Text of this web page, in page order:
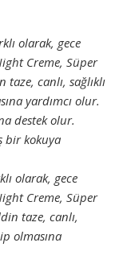
olarak, gece
Creme, Süper
canlı, sağlıklı
yardımcı olur.
destek olur.
bir kokuya
olarak, gece
Creme, Süper
taze, canlı,
olmasına